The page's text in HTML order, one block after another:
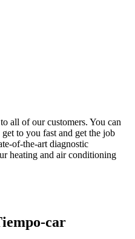
all of our customers. You can
to you fast and get the job
of-the-art diagnostic
heating and air conditioning
car